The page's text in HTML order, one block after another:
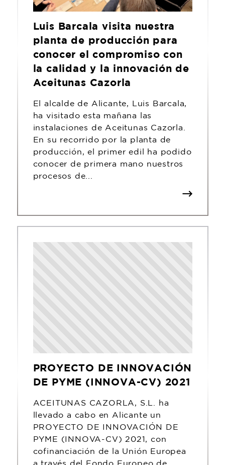
Luis Barcala visita nuestra
planta de producción para
conocer el compromiso con
la calidad y la innovación de
Aceitunas Cazorla
El alcalde de Alicante, Luis Barcala,
ha visitado esta mañana las
instalaciones de Aceitunas Cazorla.
En su recorrido por la planta de
producción, el primer edil ha podido
conocer de primera mano nuestros
procesos de...
PROYECTO DE INNOVACIÓN
DE PYME (INNOVA-CV) 2021
ACEITUNAS CAZORLA, S.L. ha
llevado a cabo en Alicante un
PROYECTO DE INNOVACIÓN DE
PYME (INNOVA-CV) 2021, con
cofinanciación de la Unión Europea
a través del Fondo Europeo de